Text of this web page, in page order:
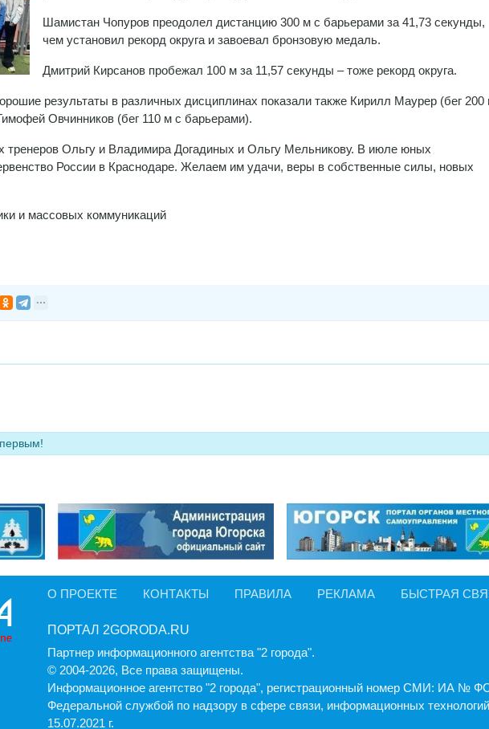
Шамистан Чопуров преодолел дистанцию 300 м с барьерами за 41,73 секунды,
чем установил рекорд округа и завоевал бронзовую медаль.
Дмитрий Кирсанов пробежал 100 м за 11,57 секунды – тоже рекорд округа.
результаты в различных дисциплинах показали также Кирилл Маурер (бег 200
Овчинников (бег 110 м с барьерами).
тренеров Ольгу и Владимира Догадиных и Ольгу Мельникову. В июле юных
России в Краснодаре. Желаем им удачи, веры в собственные силы, новых
и массовых коммуникаций
О ПРОЕКТЕ КОНТАКТЫ ПРАВИЛА РЕКЛАМА БЫСТРАЯ
ПОРТАЛ 2GORODA.RU
Партнер информационного агентства "2 города".
© 2004-2026, Все права защищены.
Информационное агентство "2 города", регистрационный номер СМИ: ИА №
Федеральной службой по надзору в сфере связи, информационных
15.07.2021 г.